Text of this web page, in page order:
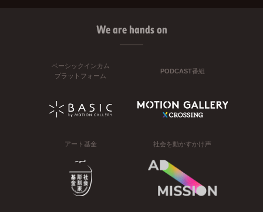
We are hands on
ベーシックインカム
プラットフォーム
PODCAST番組
アート基金 社会を動かすかけ声